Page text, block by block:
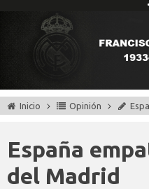
Inicio Opinión
España
del Madrid